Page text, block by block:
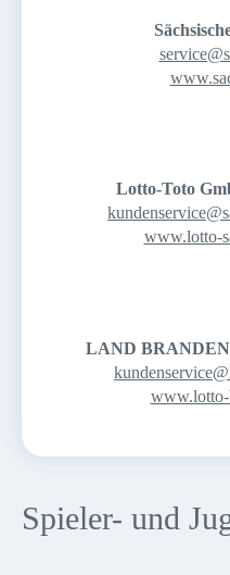
Lotto-Toto
www.lotto-
LAND
www.lotto-
Spieler- und